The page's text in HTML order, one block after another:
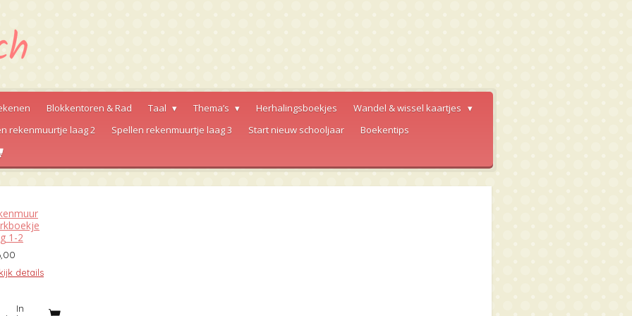
Blokkentoren & Rad Taal Thema’s Herhalingsboekjes
Wandel & wissel kaartjes
rekenmuurtje laag 2 Spellen rekenmuurtje laag 3 Start nieuw schooljaar
Boekentips
1-2
details
In